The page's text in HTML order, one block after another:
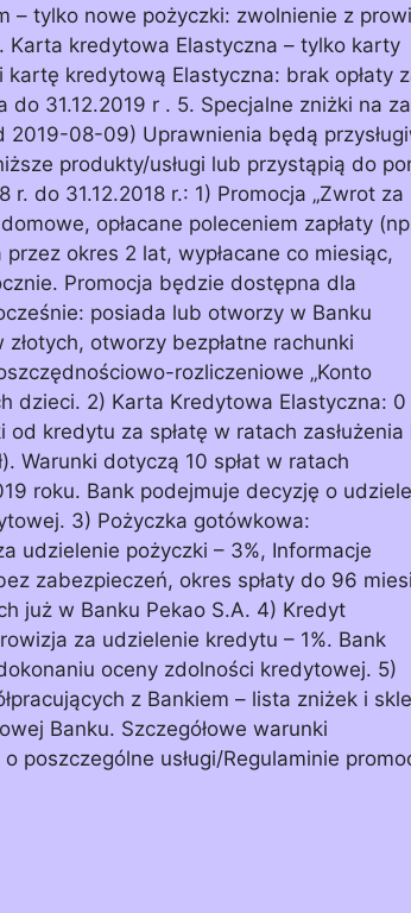
– tylko nowe pożyczki: zwolnienie z
Karta kredytowa Elastyczna – tylko karty
kredytową Elastyczna: brak opłaty
31.12.2019 r . 5. Specjalne zniżki na
08-09) Uprawnienia będą
produkty/usługi lub przystąpią do
do 31.12.2018 r.: 1) Promocja „Zwrot za
opłacane poleceniem zapłaty
okres 2 lat, wypłacane co miesiąc,
Promocja będzie dostępna dla
posiada lub otworzy w Banku
otworzy bezpłatne rachunki
rozliczeniowe „Konto
dzieci. 2) Karta Kredytowa Elastyczna: 0
kredytu za spłatę w ratach
Warunki dotyczą 10 spłat w ratach
roku. Bank podejmuje decyzję o
3) Pożyczka gotówkowa:
udzielenie pożyczki – 3%, Informacje
zabezpieczeń, okres spłaty do 96
już w Banku Pekao S.A. 4) Kredyt
za udzielenie kredytu – 1%. Bank
oceny zdolności kredytowej. 5)
z Bankiem – lista zniżek i
Banku. Szczegółowe warunki
poszczególne usługi/Regulaminie